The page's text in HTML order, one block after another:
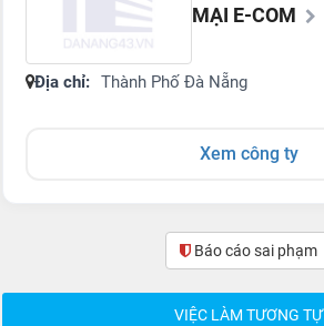
MẠI E-COM
Địa chỉ: Thành Phố Đà Nẵng
Xem công ty
Báo cáo sai phạm(0)
VIỆC LÀM TƯƠNG TỰ